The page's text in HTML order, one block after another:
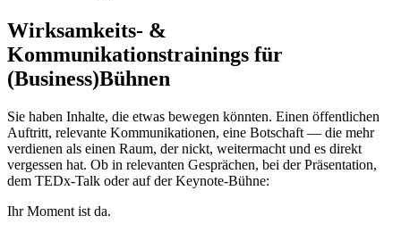
Wirksamkeits- &
Kommunikationstrainings für
(Business)Bühnen
Sie haben Inhalte, die etwas bewegen könnten. Einen öffentlichen
Auftritt, relevante Kommunikationen, eine Botschaft — die mehr
verdienen als einen Raum, der nickt, weitermacht und es direkt
vergessen hat. Ob in relevanten Gesprächen, bei der Präsentation,
dem TEDx-Talk oder auf der Keynote-Bühne:
Ihr Moment ist da.